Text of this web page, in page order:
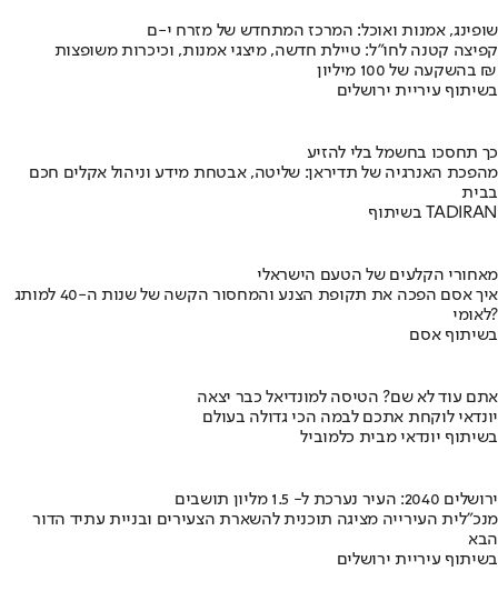
שופינג, אמנות ואוכל: המרכז המתחדש של מזרח י-ם
קפיצה קטנה לחו"ל: טיילת חדשה, מיצגי אמנות, וכיכרות משופצות
בהשקעה של 100 מיליון ₪
בשיתוף עיריית ירושלים
כך תחסכו בחשמל בלי להזיע
מהפכת האנרגיה של תדיראן: שליטה, אבטחת מידע וניהול אקלים חכם
בבית
בשיתוף TADIRAN
מאחורי הקלעים של הטעם הישראלי
איך אסם הפכה את תקופת הצנע והמחסור הקשה של שנות ה-40 למותג
לאומי?
בשיתוף אסם
אתם עוד לא שם? הטיסה למונדיאל כבר יצאה
יונדאי לוקחת אתכם לבמה הכי גדולה בעולם
בשיתוף יונדאי מבית כלמוביל
ירושלים 2040: העיר נערכת ל- 1.5 מליון תושבים
מנכ"לית העירייה מציגה תוכנית להשארת הצעירים ובניית עתיד הדור
הבא
בשיתוף עיריית ירושלים